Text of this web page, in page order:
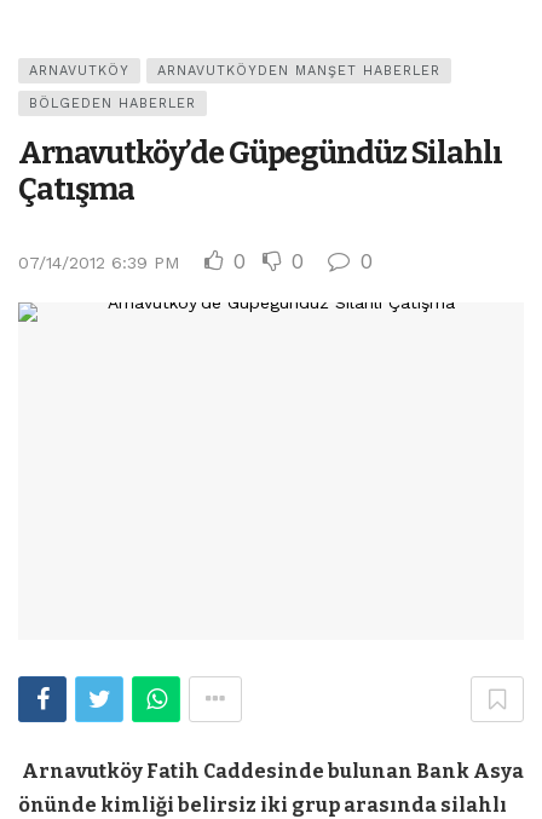
ARNAVUTKÖY ARNAVUTKÖYDEN MANŞET HABERLER
BÖLGEDEN HABERLER
Arnavutköy’de Güpegündüz Silahlı
Çatışma
07/14/2012 6:39 PM 0 0 0
Arnavutköy Fatih Caddesinde bulunan Bank Asya
önünde kimliği belirsiz iki grup arasında silahlı